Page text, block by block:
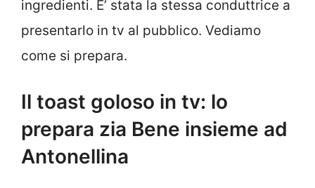
ingredienti. E’ stata la stessa conduttrice a
presentarlo in tv al pubblico. Vediamo
come si prepara.
Il toast goloso in tv: lo
prepara zia Bene insieme ad
Antonellina